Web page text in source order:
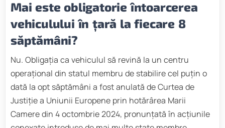
Mai este obligatorie întoarcerea
vehiculului în țară la fiecare 8
săptămâni?
Nu. Obligația ca vehiculul să revină la un centru
operațional din statul membru de stabilire cel puțin o
dată la opt săptămâni a fost anulată de Curtea de
Justiție a Uniunii Europene prin hotărârea Marii
Camere din 4 octombrie 2024, pronunțată în acțiunile